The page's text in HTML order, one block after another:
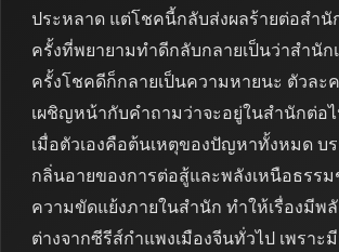
ประหลาด แต่โชคนี้กลับส่งผลร้ายต่อสำนั
ครั้งที่พยายามทำดีกลับกลายเป็นว่าสำนัก
ครั้งโชคดีก็กลายเป็นความหายนะ ตัวละ
เผชิญหน้ากับคำถามว่าจะอยู่ในสำนักต่อไ
เมื่อตัวเองคือต้นเหตุของปัญหาทั้งหมด บร
กลิ่นอายของการต่อสู้และพลังเหนือธรร
ความขัดแย้งภายในสำนัก ทำให้เรื่องมีพ
ต่างจากซีรีส์กำแพงเมืองจีนทั่วไป เพรา